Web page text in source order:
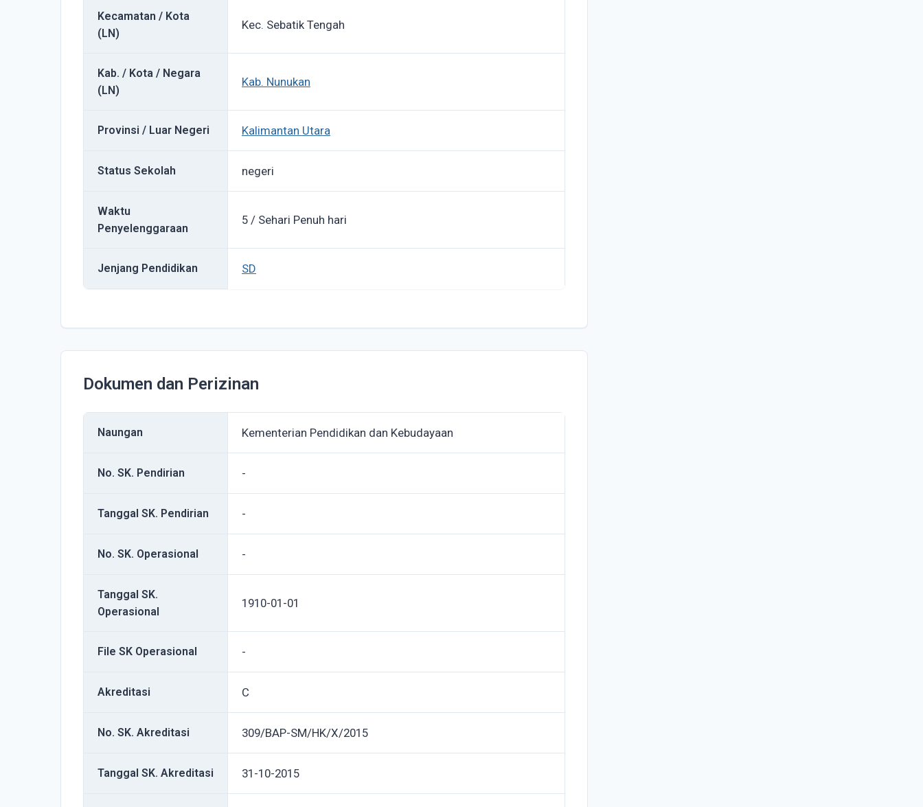
Kecamatan / Kota
(LN)
Kec. Sebatik Tengah
Kab. / Kota / Negara
(LN)
Kab. Nunukan
Provinsi / Luar Negeri Kalimantan Utara
Status Sekolah negeri
Waktu
Penyelenggaraan
5 / Sehari Penuh hari
Jenjang Pendidikan SD
Dokumen dan Perizinan
Naungan Kementerian Pendidikan dan Kebudayaan
No. SK. Pendirian -
Tanggal SK. Pendirian -
No. SK. Operasional -
Tanggal SK.
Operasional
1910-01-01
File SK Operasional -
Akreditasi C
No. SK. Akreditasi 309/BAP-SM/HK/X/2015
Tanggal SK. Akreditasi 31-10-2015